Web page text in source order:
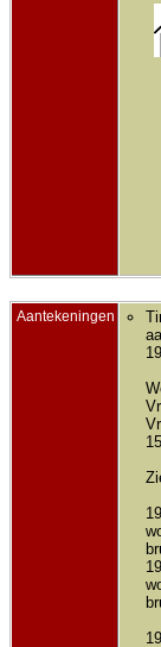
Aantekeningen